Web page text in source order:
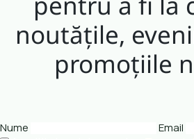
noutățile,
promoțiile
Nume
Email